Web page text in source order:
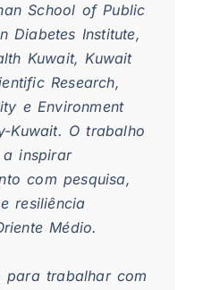
School of Public
Diabetes Institute,
Kuwait, Kuwait
Research,
e Environment
Kuwait. O trabalho
inspirar
com pesquisa,
resiliência
Médio.
para trabalhar com